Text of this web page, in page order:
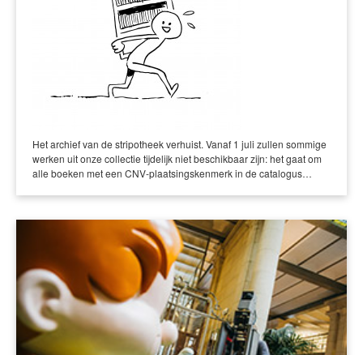
Het archief van de stripotheek verhuist. Vanaf 1 juli zullen sommige
werken uit onze collectie tijdelijk niet beschikbaar zijn: het gaat om
alle boeken met een CNV-plaatsingskenmerk in de catalogus…